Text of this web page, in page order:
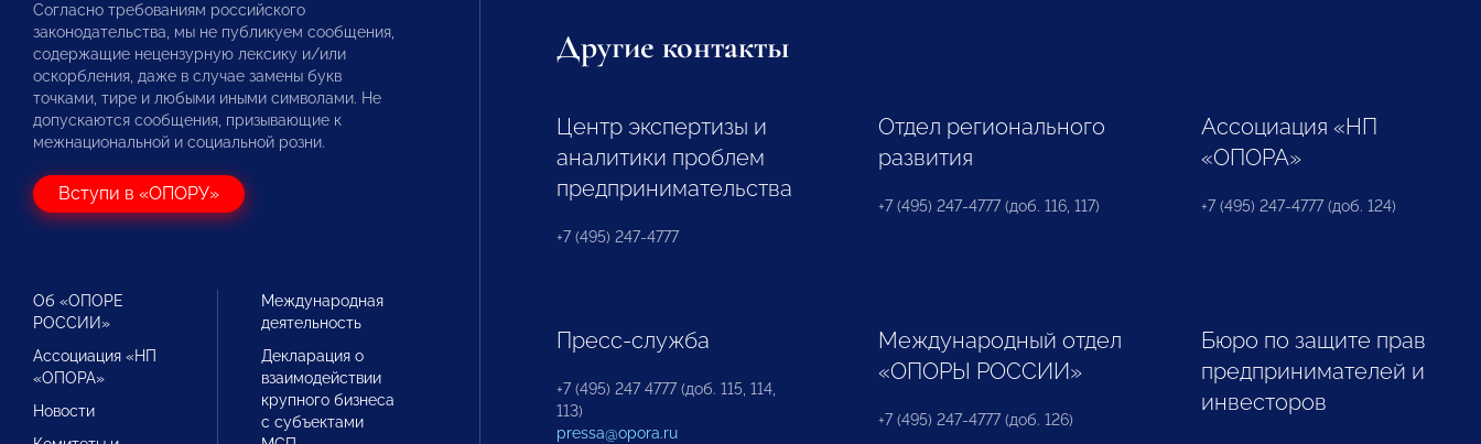
Согласно требованиям российского
законодательства, мы не публикуем сообщения,
содержащие нецензурную лексику и/или
оскорбления, даже в случае замены букв
точками, тире и любыми иными символами. Не
допускаются сообщения, призывающие к
межнациональной и социальной розни.
Вступи в «ОПОРУ»
Об «ОПОРЕ
РОССИИ»
Ассоциация «НП
«ОПОРА»
Новости
Международная
деятельность
Декларация о
взаимодействии
крупного бизнеса
с субъектами
Другие контакты
Центр экспертизы и
аналитики проблем
предпринимательства
+7 (495) 247-4777
Отдел регионального
развития
+7 (495) 247-4777 (доб. 116, 117)
Ассоциация «НП
«ОПОРА»
+7 (495) 247-4777 (доб. 124)
Пресс-служба
+7 (495) 247 4777 (доб. 115, 114,
113)
pressa@opora.ru
Международный отдел
«ОПОРЫ РОССИИ»
+7 (495) 247-4777 (доб. 126)
Бюро по защите прав
предпринимателей и
инвесторов